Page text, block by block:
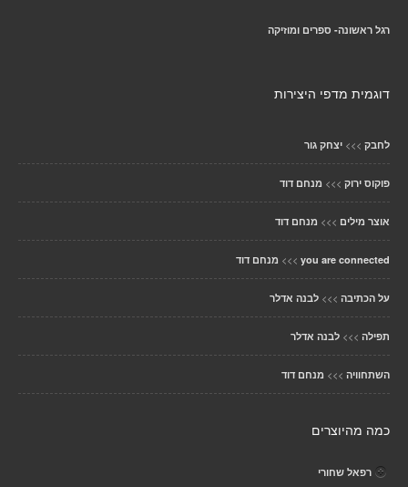
רגל ראשונה- ספרים ומוזיקה
דוגמית מדפי היצירות
לחבק >>> יצחק גור
פוקוס ירוק >>> מנחם דוד
אוצר מילים >>> מנחם דוד
you are connected
>>> מנחם דוד
על הכתיבה >>> לבנה אדלר
תפילה >>> לבנה אדלר
השתחוויה >>> מנחם דוד
כמה מהיוצרים
רפאל שחורי